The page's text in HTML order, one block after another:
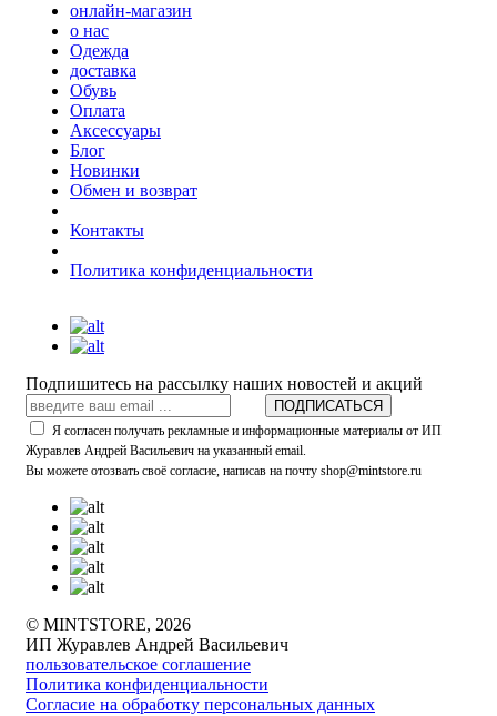
онлайн-магазин
о нас
Одежда
доставка
Обувь
Оплата
Аксессуары
Блог
Новинки
Обмен и возврат
Контакты
Политика конфиденциальности
Подпишитесь на рассылку наших новостей и акций
ПОДПИСАТЬСЯ
Я согласен получать рекламные и информационные материалы от ИП
Журавлев Андрей Васильевич на указанный email.
Вы можете отозвать своё согласие, написав на почту shop@mintstore.ru
© MINTSTORE, 2026
ИП Журавлев Андрей Васильевич
пользовательское соглашение
Политика конфиденциальности
Согласие на обработку персональных данных